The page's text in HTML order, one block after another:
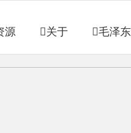
源 关于 毛泽